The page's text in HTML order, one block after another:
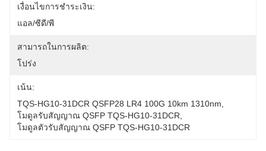
เงื่อนไขการชำระเงิน:
แอล/ซีดี/พี
สามารถในการผลิต:
โปร่ง
เน้น:
TQS-HG10-31DCR QSFP28 LR4 100G 10km 1310nm
โมดูลรับสัญญาณ QSFP TQS-HG10-31DCR
โมดูลตัวรับสัญญาณ QSFP TQS-HG10-31DCR